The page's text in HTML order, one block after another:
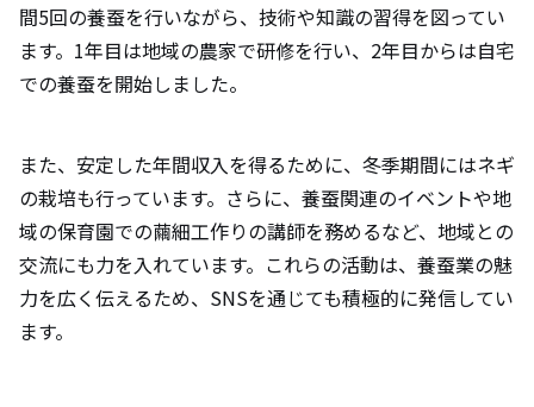
間5回の養蚕を行いながら、技術や知識の習得を図ってい
ます。1年目は地域の農家で研修を行い、2年目からは自宅
での養蚕を開始しました。
また、安定した年間収入を得るために、冬季期間にはネギ
の栽培も行っています。さらに、養蚕関連のイベントや地
域の保育園での繭細工作りの講師を務めるなど、地域との
交流にも力を入れています。これらの活動は、養蚕業の魅
力を広く伝えるため、SNSを通じても積極的に発信してい
ます。